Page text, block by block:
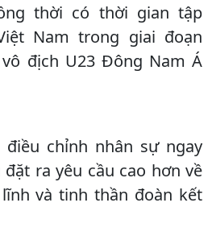
thời có thời gian tập
Nam trong giai đoạn
địch U23 Đông Nam Á
chỉnh nhân sự ngay
ra yêu cầu cao hơn về
và tinh thần đoàn kết